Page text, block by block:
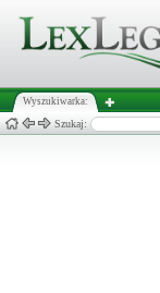
Wyszukiwarka:
Szukaj: